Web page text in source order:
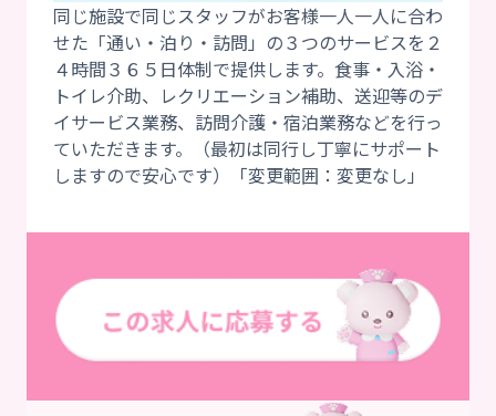
同じ施設で同じスタッフがお客様一人一人に合わ
せた「通い・泊り・訪問」の３つのサービスを２
４時間３６５日体制で提供します。食事・入浴・
トイレ介助、レクリエーション補助、送迎等のデ
イサービス業務、訪問介護・宿泊業務などを行っ
ていただきます。（最初は同行し丁寧にサポート